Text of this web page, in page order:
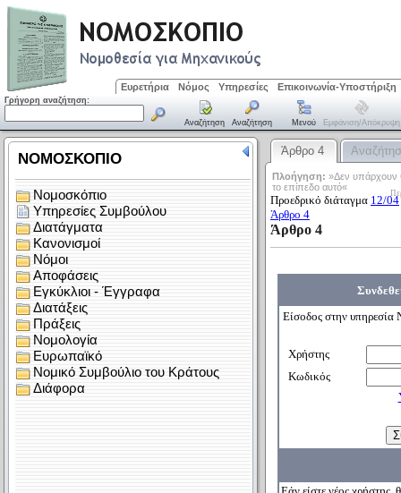
Ευρετήρια Νόμος Υπηρεσίες Επικοινωνία-Υποστήριξη
Γρήγορη αναζήτηση:
Αναζήτηση Αναζήτηση Μενού Εμφάνιση/απόκρυψη
Άρθρο 4